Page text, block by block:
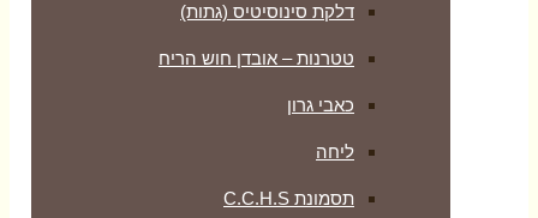
דלקת סינוסיטיס (גתות)
טטרנות – אובדן חוש הריח
כאבי גרון
ליחה
תסמונת C.C.H.S